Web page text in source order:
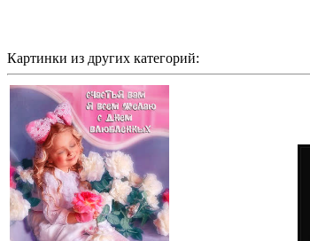
Картинки из других категорий: